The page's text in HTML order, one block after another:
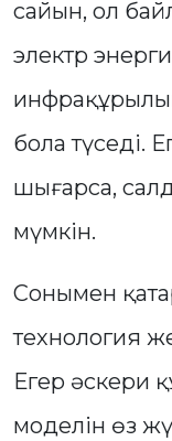
сайын, ол
электр
бола түседі.
шығарса,
мүмкін.
Сонымен
технология
Егер әскери
моделін өз